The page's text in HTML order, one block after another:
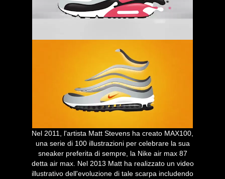
Nel 2011, l'artista Matt Stevens ha creato MAX100,
una serie di 100 illustrazioni per celebrare la sua
sneaker preferita di sempre, la Nike air max 87
detta air max. Nel 2013 Matt ha realizzato un video
illustrativo dell'evoluzione di tale scarpa includendo